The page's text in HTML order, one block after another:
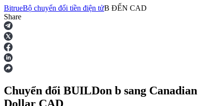
Hợp đồng tương lai
BitrueBộ chuyển đổi tiền điện tửB ĐẾN CAD
Share
Chuyển đổi BUILDon b sang Canadian